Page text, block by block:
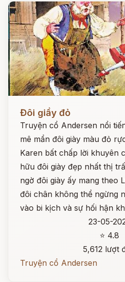
Đôi giầy đỏ
Truyện cổ Andersen nổi
mê mẩn đôi giày màu đỏ
Karen bất chấp lời khuyên
hữu đôi giày đẹp nhất thị
ngờ đôi giày ấy mang theo
đôi chân không thể ngừng
vào bi kịch và sự hối hận
23-05-
⭐ 4.8
5,612 lượt
Truyện cổ Andersen